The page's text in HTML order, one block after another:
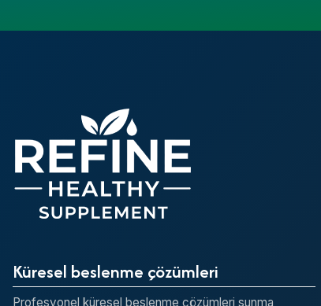
Küresel beslenme çözümleri
Profesyonel küresel beslenme çözümleri sunma